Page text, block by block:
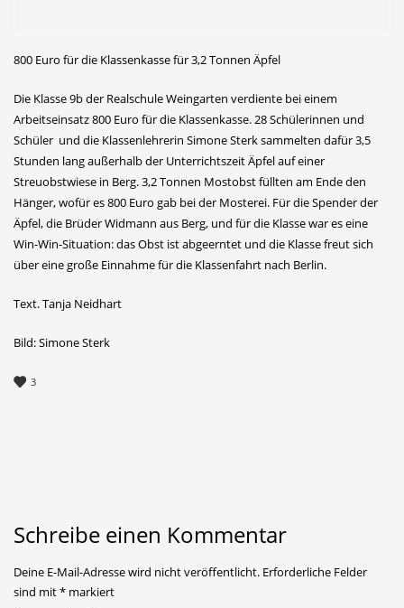
800 Euro für die Klassenkasse für 3,2 Tonnen Äpfel
Die Klasse 9b der Realschule Weingarten verdiente bei einem
Arbeitseinsatz 800 Euro für die Klassenkasse. 28 Schülerinnen und
Schüler und die Klassenlehrerin Simone Sterk sammelten dafür 3,5
Stunden lang außerhalb der Unterrichtszeit Äpfel auf einer
Streuobstwiese in Berg. 3,2 Tonnen Mostobst füllten am Ende den
Hänger, wofür es 800 Euro gab bei der Mosterei. Für die Spender der
Äpfel, die Brüder Widmann aus Berg, und für die Klasse war es eine
Win-Win-Situation: das Obst ist abgeerntet und die Klasse freut sich
über eine große Einnahme für die Klassenfahrt nach Berlin.
Text. Tanja Neidhart
Bild: Simone Sterk
3
Schreibe einen Kommentar
Deine E-Mail-Adresse wird nicht veröffentlicht. Erforderliche Felder
sind mit* markiert